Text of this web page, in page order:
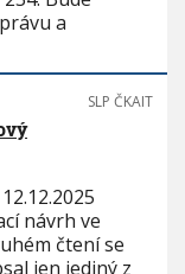
a
SLP ČKAIT
návrh ve
čtení se
jen jediný z